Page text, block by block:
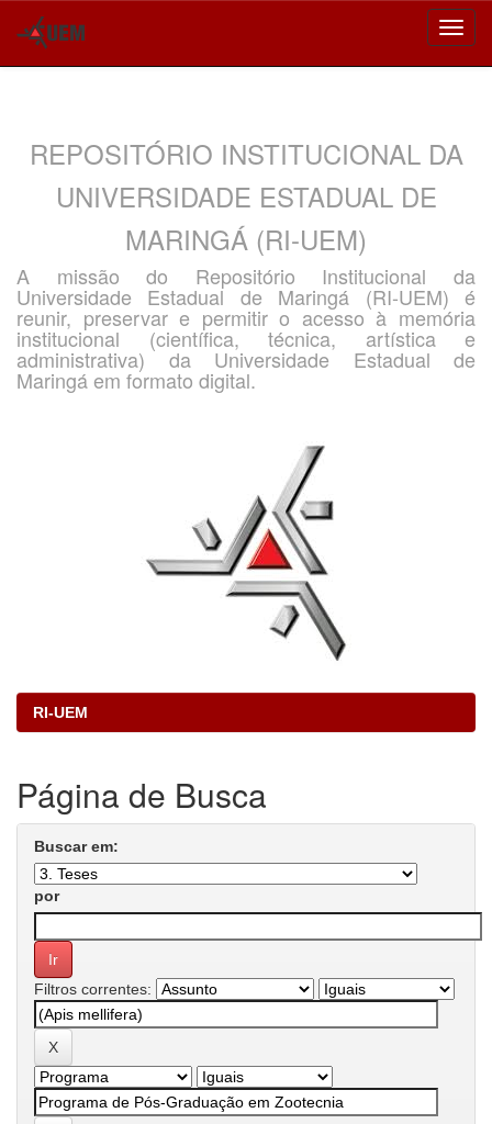
REPOSITÓRIO INSTITUCIONAL DA
UNIVERSIDADE ESTADUAL DE
MARINGÁ (RI-UEM)
A missão do Repositório Institucional da
Universidade Estadual de Maringá (RI-UEM) é
reunir, preservar e permitir o acesso à memória
institucional (científica, técnica, artística e
administrativa) da Universidade Estadual de
Maringá em formato digital.
RI-UEM
Página de Busca
Buscar em:
por
Filtros correntes: